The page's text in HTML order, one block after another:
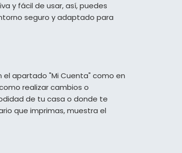
y fácil de usar, así, puedes
seguro y adaptado para
apartado "Mi Cuenta" como en
realizar cambios o
de tu casa o donde te
que imprimas, muestra el